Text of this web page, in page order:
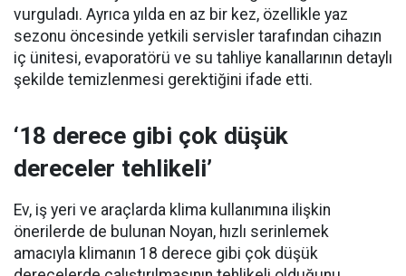
vurguladı. Ayrıca yılda en az bir kez, özellikle yaz
sezonu öncesinde yetkili servisler tarafından cihazın
iç ünitesi, evaporatörü ve su tahliye kanallarının detaylı
şekilde temizlenmesi gerektiğini ifade etti.
‘18 derece gibi çok düşük
dereceler tehlikeli’
Ev, iş yeri ve araçlarda klima kullanımına ilişkin
önerilerde de bulunan Noyan, hızlı serinlemek
amacıyla klimanın 18 derece gibi çok düşük